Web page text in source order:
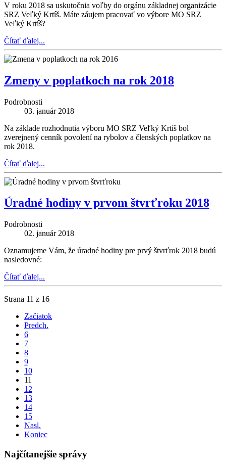
V roku 2018 sa uskutočnia voľby do orgánu základnej organizácie
SRZ Veľký Krtíš. Máte záujem pracovať vo výbore MO SRZ
Veľký Krtíš?
Čítať ďalej...
Zmeny v poplatkoch na rok 2018
Podrobnosti
03. január 2018
Na základe rozhodnutia výboru MO SRZ Veľký Krtíš bol
zverejnený cenník povolení na rybolov a členských poplatkov na
rok 2018.
Čítať ďalej...
Úradné hodiny v prvom štvrťroku 2018
Podrobnosti
02. január 2018
Oznamujeme Vám, že úradné hodiny pre prvý štvrťrok 2018 budú
nasledovné:
Čítať ďalej...
Strana 11 z 16
Začiatok
Predch.
6
7
8
9
10
11
12
13
14
15
Nasl.
Koniec
Najčítanejšie správy